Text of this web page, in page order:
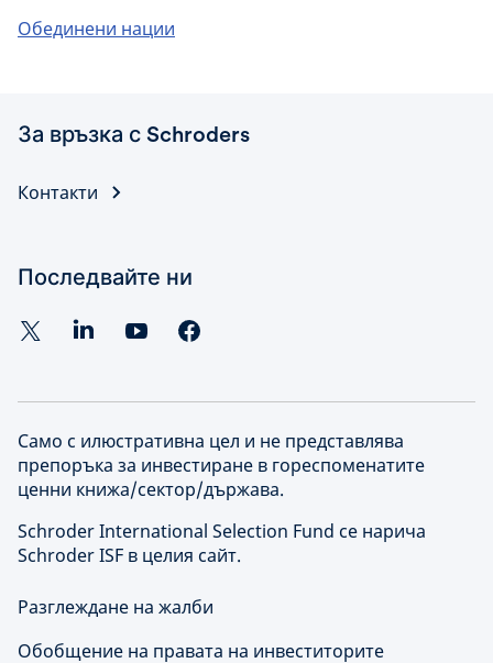
Обединени нации
За връзка с Schroders
Контакти
Последвайте ни
Само с илюстративна цел и не представлява
препоръка за инвестиране в гореспоменатите
ценни книжа/сектор/държава.
Schroder International Selection Fund се нарича
Schroder ISF в целия сайт.
Разглеждане на жалби
Обобщение на правата на инвеститорите